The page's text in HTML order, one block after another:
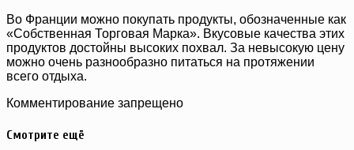
Во Франции можно покупать продукты, обозначенные как
«Собственная Торговая Марка». Вкусовые качества этих
продуктов достойны высоких похвал. За невысокую цену
можно очень разнообразно питаться на протяжении
всего отдыха.
Комментирование запрещено
Смотрите ещё